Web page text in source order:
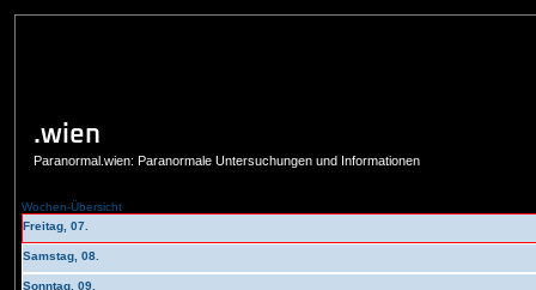
.wien
Paranormal.wien: Paranormale Untersuchungen und Informationen
Wochen-Übersicht
Freitag, 07.
Samstag, 08.
Sonntag, 09.